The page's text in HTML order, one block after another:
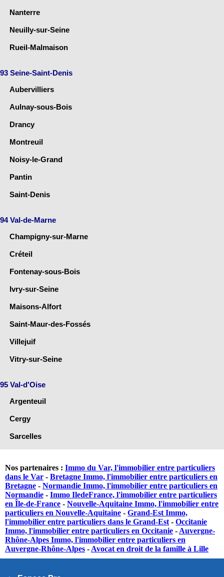
Nanterre
Neuilly-sur-Seine
Rueil-Malmaison
93 Seine-Saint-Denis
Aubervilliers
Aulnay-sous-Bois
Drancy
Montreuil
Noisy-le-Grand
Pantin
Saint-Denis
94 Val-de-Marne
Champigny-sur-Marne
Créteil
Fontenay-sous-Bois
Ivry-sur-Seine
Maisons-Alfort
Saint-Maur-des-Fossés
Villejuif
Vitry-sur-Seine
95 Val-d'Oise
Argenteuil
Cergy
Sarcelles
Nos partenaires : Immo du Var, l'immobilier entre particuliers
dans le Var - Bretagne Immo, l'immobilier entre particuliers en
Bretagne - Normandie Immo, l'immobilier entre particuliers en
Normandie - Immo IledeFrance, l'immobilier entre particuliers
en Île-de-France - Nouvelle-Aquitaine Immo, l'immobilier entre
particuliers en Nouvelle-Aquitaine - Grand-Est Immo,
l'immobilier entre particuliers dans le Grand-Est - Occitanie
Immo, l'immobilier entre particuliers en Occitanie - Auvergne-
Rhône-Alpes Immo, l'immobilier entre particuliers en
Auvergne-Rhône-Alpes - Avocat en droit de la famille à Lille